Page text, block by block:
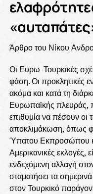
Άρθρο του Νίκου
Οι Ευρω-Τουρκικές
φάση. Οι προκλητικές
ακόμα και κατά τη
Ευρωπαϊκής πλευράς,
επιθυμία να πέσουν οι
αποκλιμάκωση, όπως
Ύπατου Εκπροσώπου κ.
Αμερικανικές εκλογές,
ενδεχόμενη αλλαγή
σταματήσει τα
στον Τουρκικό